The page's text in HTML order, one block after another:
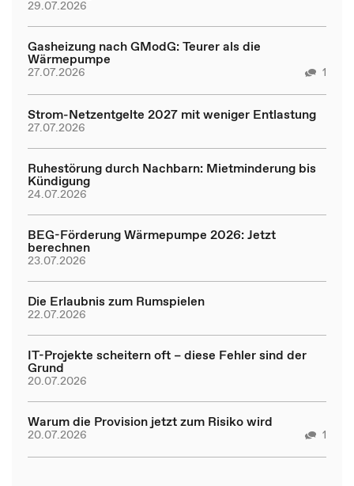
29.07.2026
Gasheizung nach GModG: Teurer als die
Wärmepumpe
27.07.2026 1
Strom-Netzentgelte 2027 mit weniger Entlastung
27.07.2026
Ruhestörung durch Nachbarn: Mietminderung bis
Kündigung
24.07.2026
BEG-Förderung Wärmepumpe 2026: Jetzt
berechnen
23.07.2026
Die Erlaubnis zum Rumspielen
22.07.2026
IT-Projekte scheitern oft – diese Fehler sind der
Grund
20.07.2026
Warum die Provision jetzt zum Risiko wird
20.07.2026 1